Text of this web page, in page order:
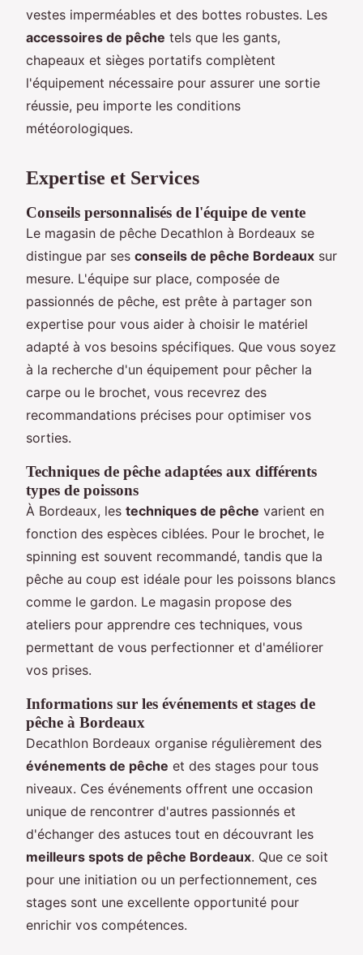
vestes imperméables et des bottes robustes. Les
accessoires de pêche tels que les gants,
chapeaux et sièges portatifs complètent
l'équipement nécessaire pour assurer une sortie
réussie, peu importe les conditions
météorologiques.
Expertise et Services
Conseils personnalisés de l'équipe de vente
Le magasin de pêche Decathlon à Bordeaux se
distingue par ses conseils de pêche Bordeaux sur
mesure. L'équipe sur place, composée de
passionnés de pêche, est prête à partager son
expertise pour vous aider à choisir le matériel
adapté à vos besoins spécifiques. Que vous soyez
à la recherche d'un équipement pour pêcher la
carpe ou le brochet, vous recevrez des
recommandations précises pour optimiser vos
sorties.
Techniques de pêche adaptées aux différents
types de poissons
À Bordeaux, les techniques de pêche varient en
fonction des espèces ciblées. Pour le brochet, le
spinning est souvent recommandé, tandis que la
pêche au coup est idéale pour les poissons blancs
comme le gardon. Le magasin propose des
ateliers pour apprendre ces techniques, vous
permettant de vous perfectionner et d'améliorer
vos prises.
Informations sur les événements et stages de
pêche à Bordeaux
Decathlon Bordeaux organise régulièrement des
événements de pêche et des stages pour tous
niveaux. Ces événements offrent une occasion
unique de rencontrer d'autres passionnés et
d'échanger des astuces tout en découvrant les
meilleurs spots de pêche Bordeaux. Que ce soit
pour une initiation ou un perfectionnement, ces
stages sont une excellente opportunité pour
enrichir vos compétences.